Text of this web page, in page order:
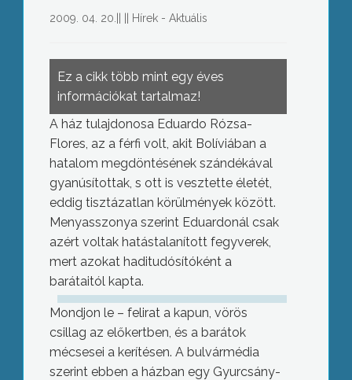
2009. 04. 20. Hírek - Aktuális
Ez a cikk több mint egy éves
információkat tartalmaz!
A ház tulajdonosa Eduardo Rózsa-
Flores, az a férfi volt, akit Bolíviában a
hatalom megdöntésének szándékával
gyanúsítottak, s ott is vesztette életét,
eddig tisztázatlan körülmények között.
Menyasszonya szerint Eduardonál csak
azért voltak hatástalanított fegyverek,
mert azokat haditudósítóként a
barátaitól kapta.
Mondjon le – felirat a kapun, vörös
csillag az előkertben, és a barátok
mécsesei a kerítésen. A bulvármédia
szerint ebben a házban egy Gyurcsány-